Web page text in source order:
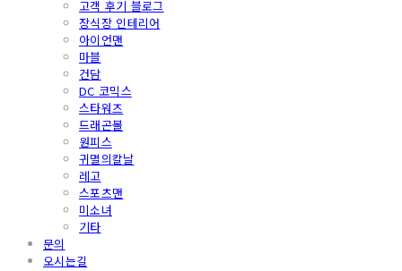
고객 후기 블로그
장식장 인테리어
아이언맨
마블
건담
DC 코믹스
스타워즈
드래곤볼
원피스
귀멸의칼날
레고
스포츠맨
미소녀
기타
문의
오시는길